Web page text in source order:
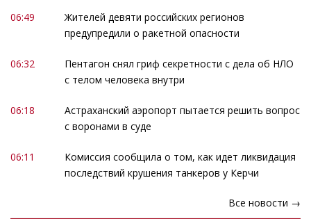
06:49
Жителей девяти российских регионов
предупредили о ракетной опасности
06:32
Пентагон снял гриф секретности с дела об НЛО
с телом человека внутри
06:18
Астраханский аэропорт пытается решить вопрос
с воронами в суде
06:11
Комиссия сообщила о том, как идет ликвидация
последствий крушения танкеров у Керчи
Все новости →